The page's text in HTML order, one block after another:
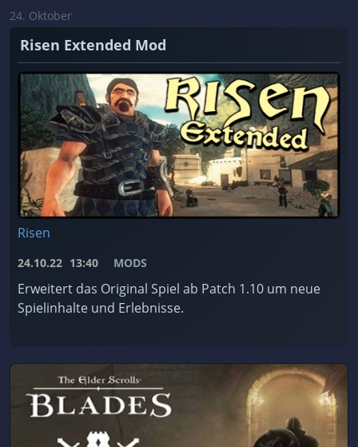
24. Oktober
Risen Extended Mod
Risen
24.10.22 13:40 MODS
Erweitert das Original Spiel ab Patch 1.10 um neue
Spielinhalte und Erlebnisse.